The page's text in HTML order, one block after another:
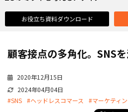
選ばれる理由
課題解決例
機能一覧
外部サービス連携
お役立ち資料ダウンロード
顧客接点の多角化。SNS
2020年12月15日
2024年04月04日
#SNS #ヘッドレスコマース #マーケティ